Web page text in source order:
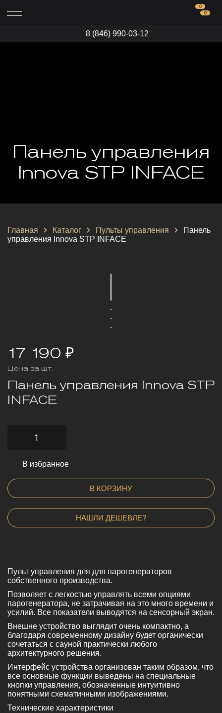
0
0
8 (846) 990-03-12
Панель управления
Innova STP INFACE
Главная Каталог Пульты управления
Панель
управления Innova STP INFACE
17 190 ₽
Цена за шт.
Панель управления Innova STP
INFACE
В избранное
В КОРЗИНУ
НАШЛИ ДЕШЕВЛЕ?
Пульт управления для для парогенераторов
собственного производства.
Позволяет с легкостью управлять всеми опциями
парогенератора, не затрачивая на это много времени и
усилий. Все показатели выводятся на сенсорный экран.
Внешне устройство выглядит очень компактно, а
благодаря современному дизайну будет органически
сочетаться с сауной практически любого
архитектурного решения.
Интерфейс устройства организован таким образом, что
все основные функции выведены на специальные
кнопки управления, обозначенные интуитивно
понятными схематичными изображениями.
Технические характеристики